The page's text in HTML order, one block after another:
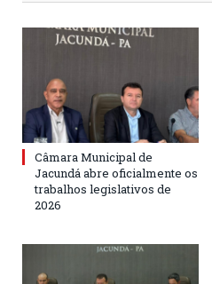
Câmara Municipal de
Jacundá abre oficialmente os
trabalhos legislativos de
2026